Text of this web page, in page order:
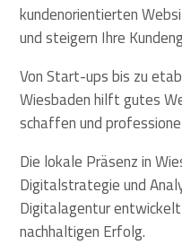
kundenorientierten
und steigern Ihre
Von Start-ups bis zu
Wiesbaden hilft gutes
schaffen und
Die lokale Präsenz in
Digitalstrategie und
Digitalagentur
nachhaltigen Erfolg.